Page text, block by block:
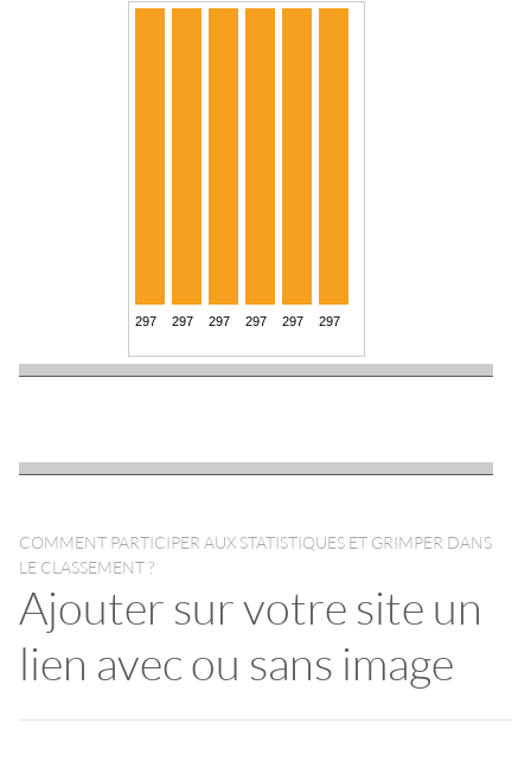
COMMENT PARTICIPER AUX STATISTIQUES ET GRIMPER DANS
LE CLASSEMENT ?
Ajouter sur votre site un
lien avec ou sans image